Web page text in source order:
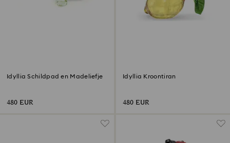
Idyllia Schildpad en Madeliefje
480 EUR
Idyllia Kroontiran
480 EUR